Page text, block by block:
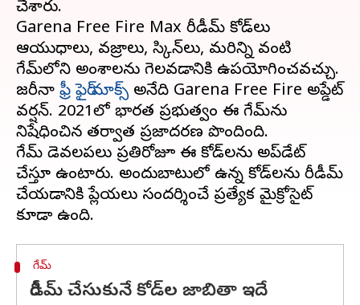
చేశారు.
Garena Free Fire Max రీడీమ్ కోడ్‌లు
ఆయుధాలు, వజ్రాలు, స్కిన్‌లు, మరిన్ని వంటి
గేమ్‌లోని అంశాలను గెలవడానికి ఉపయోగించవచ్చు.
జరీనా ఫ్రీ ఫైర్ మాక్స్ అనేది Garena Free Fire అప్డేట్
వర్షన్. 2021లో భారత ప్రభుత్వం ఈ గేమ్‌ను
నిషేధించిన తర్వాత ప్రజాదరణ పొందింది.
గేమ్ డెవలపర్‌లు ప్రతిరోజూ ఈ కోడ్‌లను అప్‌డేట్
చేస్తూ ఉంటారు. అందుబాటులో ఉన్న కోడ్‌లను రీడీమ్
చేయడానికి ప్లేయర్‌లు సందర్శించే ప్రత్యేక మైక్రోసైట్
గేమ్
రీడీమ్ చేసుకునే కోడ్‌ల జాబితా ఇదే